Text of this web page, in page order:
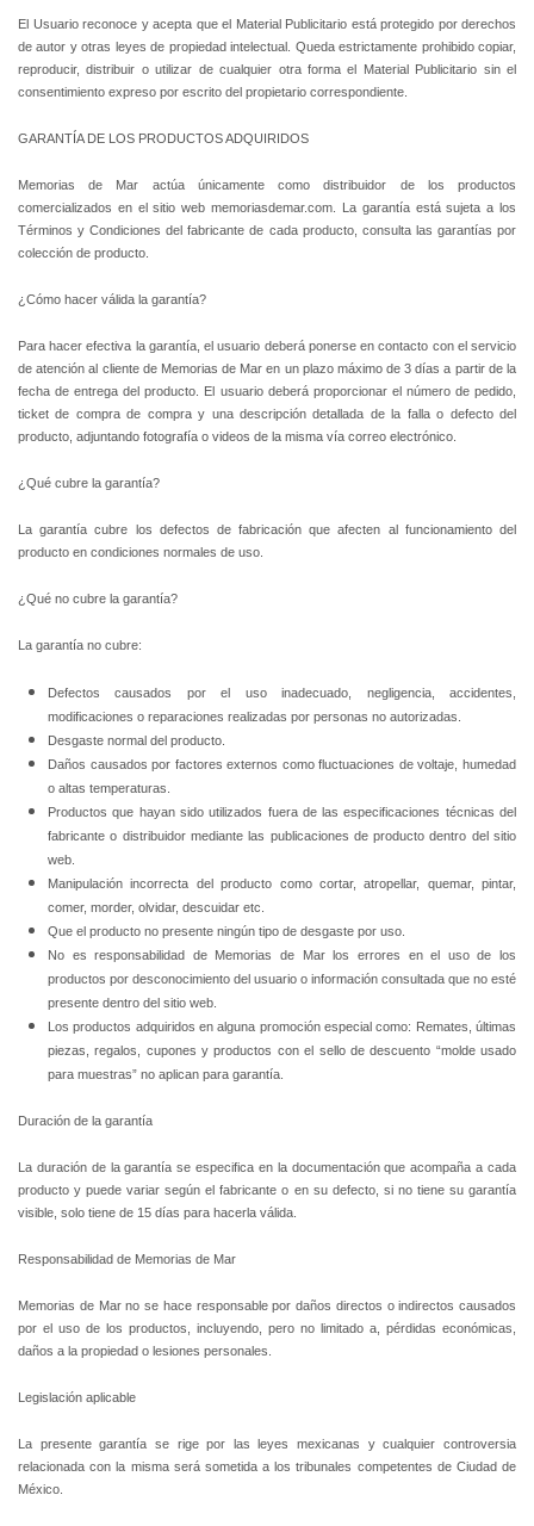
El Usuario reconoce y acepta que el Material Publicitario está protegido por derechos
de autor y otras leyes de propiedad intelectual. Queda estrictamente prohibido copiar,
reproducir, distribuir o utilizar de cualquier otra forma el Material Publicitario sin el
consentimiento expreso por escrito del propietario correspondiente.
GARANTÍA DE LOS PRODUCTOS ADQUIRIDOS
Memorias de Mar actúa únicamente como distribuidor de los productos
comercializados en el sitio web memoriasdemar.com. La garantía está sujeta a los
Términos y Condiciones del fabricante de cada producto, consulta las garantías por
colección de producto.
¿Cómo hacer válida la garantía?
Para hacer efectiva la garantía, el usuario deberá ponerse en contacto con el servicio
de atención al cliente de Memorias de Mar en un plazo máximo de 3 días a partir de la
fecha de entrega del producto. El usuario deberá proporcionar el número de pedido,
ticket de compra de compra y una descripción detallada de la falla o defecto del
producto, adjuntando fotografía o videos de la misma vía correo electrónico.
¿Qué cubre la garantía?
La garantía cubre los defectos de fabricación que afecten al funcionamiento del
producto en condiciones normales de uso.
¿Qué no cubre la garantía?
La garantía no cubre:
Defectos causados por el uso inadecuado, negligencia, accidentes,
modificaciones o reparaciones realizadas por personas no autorizadas.
Desgaste normal del producto.
Daños causados por factores externos como fluctuaciones de voltaje, humedad
o altas temperaturas.
Productos que hayan sido utilizados fuera de las especificaciones técnicas del
fabricante o distribuidor mediante las publicaciones de producto dentro del sitio
web.
Manipulación incorrecta del producto como cortar, atropellar, quemar, pintar,
comer, morder, olvidar, descuidar etc.
Que el producto no presente ningún tipo de desgaste por uso.
No es responsabilidad de Memorias de Mar los errores en el uso de los
productos por desconocimiento del usuario o información consultada que no esté
presente dentro del sitio web.
Los productos adquiridos en alguna promoción especial como: Remates, últimas
piezas, regalos, cupones y productos con el sello de descuento “molde usado
para muestras” no aplican para garantía.
Duración de la garantía
La duración de la garantía se especifica en la documentación que acompaña a cada
producto y puede variar según el fabricante o en su defecto, si no tiene su garantía
visible, solo tiene de 15 días para hacerla válida.
Responsabilidad de Memorias de Mar
Memorias de Mar no se hace responsable por daños directos o indirectos causados
por el uso de los productos, incluyendo, pero no limitado a, pérdidas económicas,
daños a la propiedad o lesiones personales.
Legislación aplicable
La presente garantía se rige por las leyes mexicanas y cualquier controversia
relacionada con la misma será sometida a los tribunales competentes de Ciudad de
México.